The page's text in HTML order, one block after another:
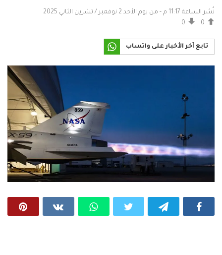
نُشر الساعة 11:17 م - من يوم الأحد 2 نوفمبر / تشرين الثاني 2025
0
0
تابع آخر الأخبار على واتساب